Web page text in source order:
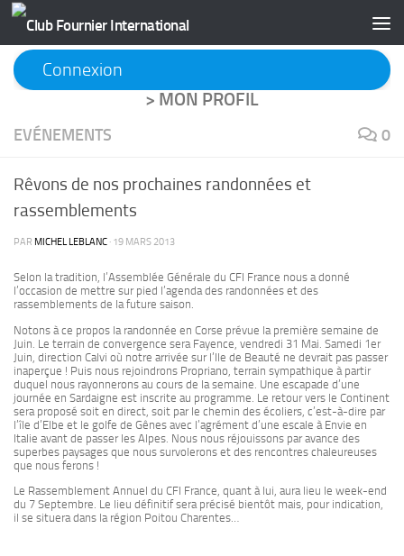
Skip to content
Connexion
> MON PROFIL
EVÉNEMENTS 0
Rêvons de nos prochaines randonnées et
rassemblements
PAR MICHEL LEBLANC · 19 MARS 2013
Selon la tradition, l’Assemblée Générale du CFI France nous a donné
l’occasion de mettre sur pied l’agenda des randonnées et des
rassemblements de la future saison.
Notons à ce propos la randonnée en Corse prévue la première semaine de
Juin. Le terrain de convergence sera Fayence, vendredi 31 Mai. Samedi 1er
Juin, direction Calvi où notre arrivée sur l’Ile de Beauté ne devrait pas passer
inaperçue ! Puis nous rejoindrons Propriano, terrain sympathique à partir
duquel nous rayonnerons au cours de la semaine. Une escapade d’une
journée en Sardaigne est inscrite au programme. Le retour vers le Continent
sera proposé soit en direct, soit par le chemin des écoliers, c’est-à-dire par
l’île d’Elbe et le golfe de Gênes avec l’agrément d’une escale à Envie en
Italie avant de passer les Alpes. Nous nous réjouissons par avance des
superbes paysages que nous survolerons et des rencontres chaleureuses
que nous ferons !
Le Rassemblement Annuel du CFI France, quant à lui, aura lieu le week-end
du 7 Septembre. Le lieu définitif sera précisé bientôt mais, pour indication,
il se situera dans la région Poitou Charentes…